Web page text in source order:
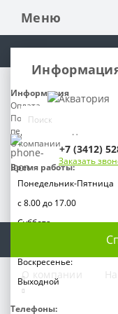
Меню
Информация
Оплата
Политика обработки
персональных данных
О компании
Время работы:
Понедельник-Пятница
с 8.00 до 17.00
Суббота
Воскресенье:
Выходной
Телефоны:
+7 (3412)
Заказать
О компании
Канализационные
Трубы и фитинги